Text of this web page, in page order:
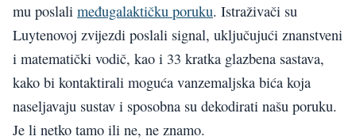
mu poslali međugalaktičku poruku. Istraživači su
Luytenovoj zvijezdi poslali signal, uključujući znanstveni
i matematički vodič, kao i 33 kratka glazbena sastava,
kako bi kontaktirali moguća vanzemaljska bića koja
naseljavaju sustav i sposobna su dekodirati našu poruku.
Je li netko tamo ili ne, ne znamo.